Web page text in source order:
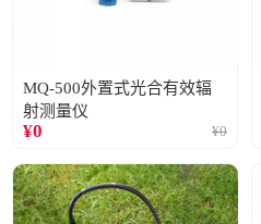
MQ-500外置式光合有效辐
射测量仪
¥0 ¥0